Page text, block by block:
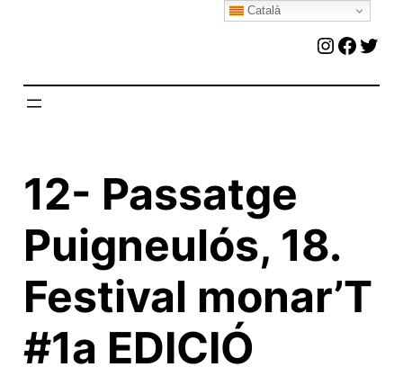
12- Passatge
Puigneulós, 18.
Festival monar’T
#1a EDICIÓ
Català